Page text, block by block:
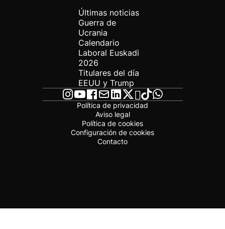
Últimas noticias
Guerra de
Ucrania
Calendario
Laboral Euskadi
2026
Titulares del día
EEUU y Trump
Política de privacidad
Aviso legal
Política de cookies
Configuración de cookies
Contacto